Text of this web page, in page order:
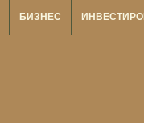
БИЗНЕС